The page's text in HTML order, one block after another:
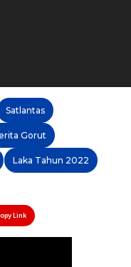
Satlantas
Gorut
Laka Tahun 2022
Link